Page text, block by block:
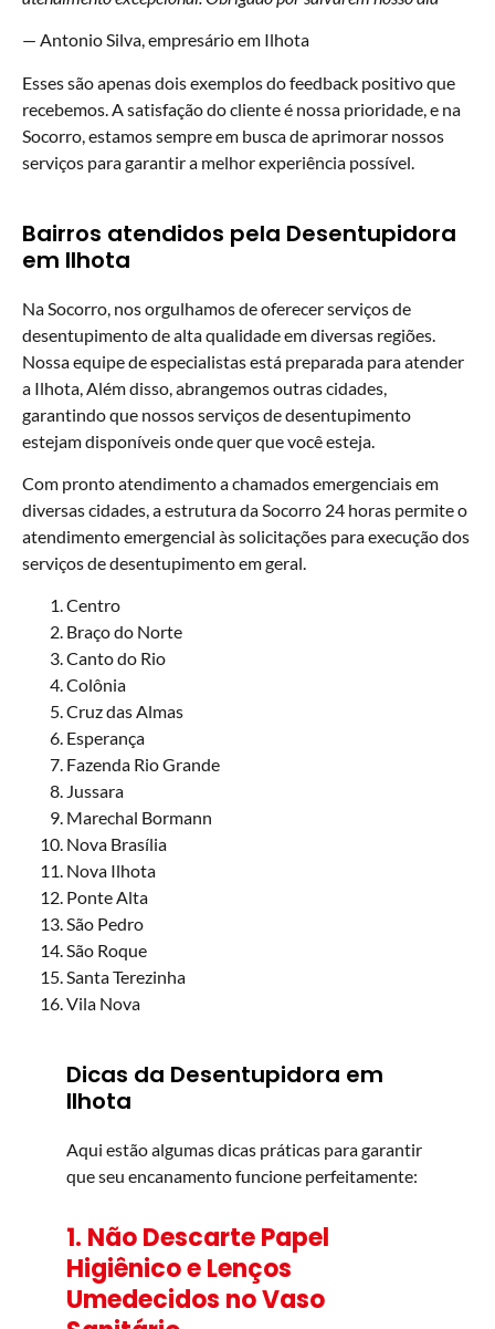
— Antonio Silva, empresário em Ilhota
Esses são apenas dois exemplos do feedback positivo que
recebemos. A satisfação do cliente é nossa prioridade, e na
Socorro, estamos sempre em busca de aprimorar nossos
serviços para garantir a melhor experiência possível.
Bairros atendidos pela Desentupidora
em Ilhota
Na Socorro, nos orgulhamos de oferecer serviços de
desentupimento de alta qualidade em diversas regiões.
Nossa equipe de especialistas está preparada para atender
a Ilhota, Além disso, abrangemos outras cidades,
garantindo que nossos serviços de desentupimento
estejam disponíveis onde quer que você esteja.
Com pronto atendimento a chamados emergenciais em
diversas cidades, a estrutura da Socorro 24 horas permite o
atendimento emergencial às solicitações para execução dos
serviços de desentupimento em geral.
Centro
Braço do Norte
Canto do Rio
Colônia
Cruz das Almas
Esperança
Fazenda Rio Grande
Jussara
Marechal Bormann
Nova Brasília
Nova Ilhota
Ponte Alta
São Pedro
São Roque
Santa Terezinha
Vila Nova
Dicas da Desentupidora em
Ilhota
Aqui estão algumas dicas práticas para garantir
que seu encanamento funcione perfeitamente:
1. Não Descarte Papel
Higiênico e Lenços
Umedecidos no Vaso